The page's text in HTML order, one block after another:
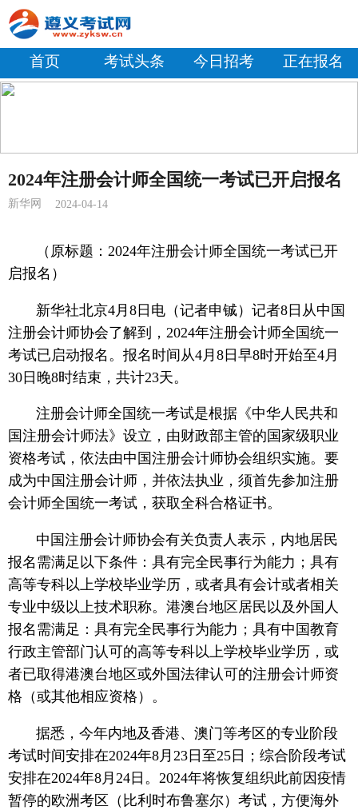
首页 考试头条 今日招考 正在报名
2024年注册会计师全国统一考试已开启报名
新华网 2024-04-14
（原标题：2024年注册会计师全国统一考试已开
启报名 ）
新华社北京4月8日电（记者申铖）记者8日从中国
注册会计师协会了解到，2024年注册会计师全国统一
考试已启动报名。报名时间从4月8日早8时开始至4月
30日晚8时结束，共计23天。
注册会计师全国统一考试是根据《中华人民共和
国注册会计师法》设立，由财政部主管的国家级职业
资格考试，依法由中国注册会计师协会组织实施。要
成为中国注册会计师，并依法执业，须首先参加注册
会计师全国统一考试，获取全科合格证书。
中国注册会计师协会有关负责人表示，内地居民
报名需满足以下条件：具有完全民事行为能力；具有
高等专科以上学校毕业学历，或者具有会计或者相关
专业中级以上技术职称。港澳台地区居民以及外国人
报名需满足：具有完全民事行为能力；具有中国教育
行政主管部门认可的高等专科以上学校毕业学历，或
者已取得港澳台地区或外国法律认可的注册会计师资
格（或其他相应资格）。
据悉，今年内地及香港、澳门等考区的专业阶段
考试时间安排在2024年8月23日至25日；综合阶段考试
安排在2024年8月24日。2024年将恢复组织此前因疫情
暂停的欧洲考区（比利时布鲁塞尔）考试，方便海外